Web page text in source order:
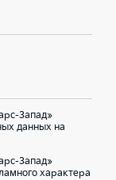
Запад»
данных на
Запад»
характера